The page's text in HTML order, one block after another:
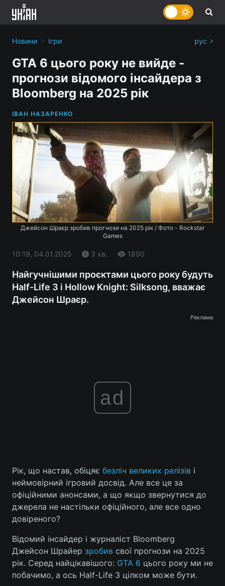
Головна Війна
Україна
Економіка Світ
Спорт Наука
Техно і зв'язок Лайт
Новини › Ігри рус
GTA 6 цього року не вийде -
прогнози відомого інсайдера з
Bloomberg на 2025 рік
ІВАН НАЗАРЕНКО
Джейсон Шраєр зробив прогнози на 2025 рік / Фото - Rockstar
Games
10:19, 04.01.2025 3 хв. 1890
Найгучнішими проєктами цього року будуть
Half-Life 3 і Hollow Knight: Silksong, вважає
Джейсон Шраєр.
Реклама
ad
Рік, що настав, обіцяє безліч великих релізів і
неймовірний ігровий досвід. Але все це за
офіційними анонсами, а що якщо звернутися до
джерела не настільки офіційного, але все одно
довіреного?
Відомий інсайдер і журналіст Bloomberg
Джейсон Шрайер зробив свої прогнози на 2025
рік. Серед найцікавішого: GTA 6 цього року ми не
побачимо, а ось Half-Life 3 цілком може бути.